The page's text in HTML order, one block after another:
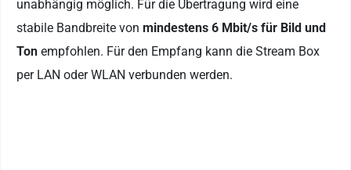
unabhängig möglich. Für die Übertragung wird eine
stabile Bandbreite von mindestens 6 Mbit/s für Bild und
Ton empfohlen. Für den Empfang kann die Stream Box
per LAN oder WLAN verbunden werden.